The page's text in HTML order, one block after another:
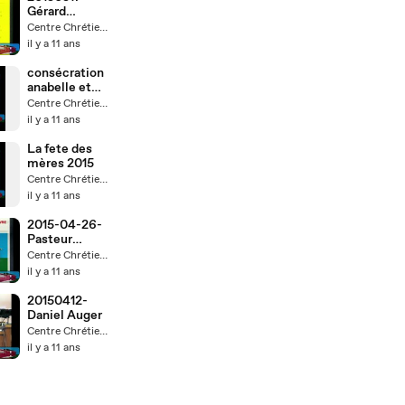
Gérard
Rouillard
Centre Chrétien d'Amos
il y a 11 ans
consécration
anabelle et
Thimoté
Centre Chrétien d'Amos
il y a 11 ans
La fete des
mères 2015
Centre Chrétien d'Amos
il y a 11 ans
2015-04-26-
Pasteur
Gérard
Centre Chrétien d'Amos
il y a 11 ans
20150412-
Daniel Auger
Centre Chrétien d'Amos
il y a 11 ans